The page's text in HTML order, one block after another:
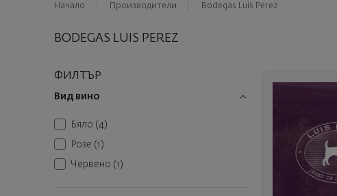
Начало Производители Bodegas Luis Perez
BODEGAS LUIS PEREZ
ФИЛТЪР
Вид вино
Бяло (4)
Розе (1)
Червено (1)